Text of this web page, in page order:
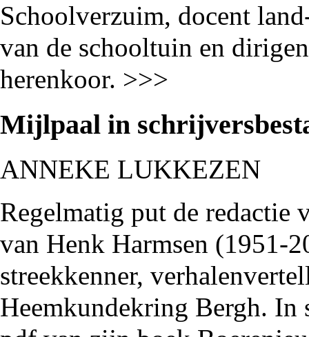
Schoolverzuim, docent
van de schooltuin en
herenkoor. >>>
Mijlpaal in
ANNEKE LUKKEZEN
Regelmatig put de
van Henk Harmsen (1951-
streekkenner,
Heemkundekring Bergh. In